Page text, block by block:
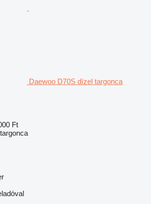
Daewoo D70S dízel targonca
Ft